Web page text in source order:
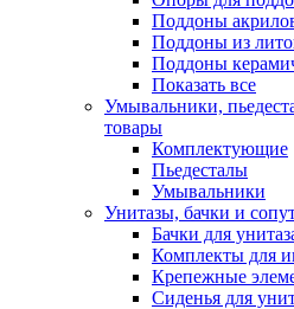
Поддоны
Поддоны из
Поддоны
Показать все
Умывальники,
товары
Комплектующие
Пьедесталы
Умывальники
Унитазы, бачки и
Бачки для
Комплекты для
Крепежные
Сиденья для